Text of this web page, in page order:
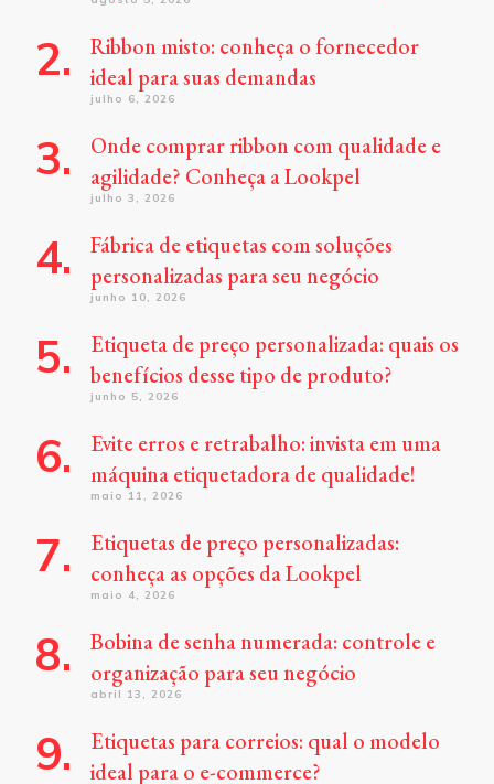
Ribbon misto: conheça o fornecedor
ideal para suas demandas
julho 6, 2026
Onde comprar ribbon com qualidade e
agilidade? Conheça a Lookpel
julho 3, 2026
Fábrica de etiquetas com soluções
personalizadas para seu negócio
junho 10, 2026
Etiqueta de preço personalizada: quais os
benefícios desse tipo de produto?
junho 5, 2026
Evite erros e retrabalho: invista em uma
máquina etiquetadora de qualidade!
maio 11, 2026
Etiquetas de preço personalizadas:
conheça as opções da Lookpel
maio 4, 2026
Bobina de senha numerada: controle e
organização para seu negócio
abril 13, 2026
Etiquetas para correios: qual o modelo
ideal para o e-commerce?